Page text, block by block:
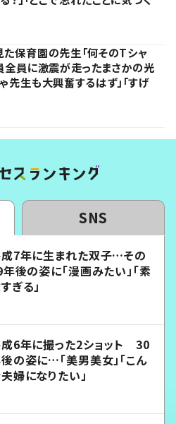
保育園の先生「何そのTシャ
全員に激震が走ったまさかの光
先生も大興奮するはず」「すげ
SNS
7年に生まれた双子…その
後の姿に「漫画みたい」「素
ぎる」
6年に撮った2ショット 30
の姿に…「美男美女」「こん
婦になりたい」